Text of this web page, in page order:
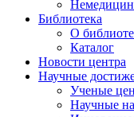
Библиотека
О
Каталог
Новости центра
Научные
Ученые
Научные